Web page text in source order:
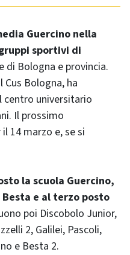
sportivi di
di Bologna e provincia.
Bologna, ha
centro universitario
Il prossimo
14 marzo e, se si
la scuola Guercino,
e al terzo posto
poi Discobolo Junior,
2, Galilei, Pascoli,
e Besta 2.